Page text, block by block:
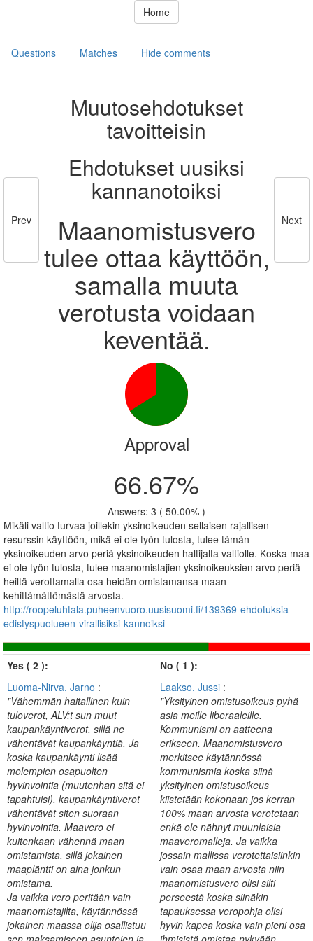
Home
Questions Matches Hide comments
Prev
Muutosehdotukset
tavoitteisin
Ehdotukset uusiksi
kannanotoiksi
Maanomistusvero
tulee ottaa käyttöön,
samalla muuta
verotusta voidaan
keventää.
Next
Approval
66.67%
Answers: 3 ( 50.00% )
Mikäli valtio turvaa joillekin yksinoikeuden sellaisen rajallisen
resurssin käyttöön, mikä ei ole työn tulosta, tulee tämän
yksinoikeuden arvo periä yksinoikeuden haltijalta valtiolle. Koska maa
ei ole työn tulosta, tulee maanomistajien yksinoikeuksien arvo periä
heiltä verottamalla osa heidän omistamansa maan
kehittämättömästä arvosta.
http://roopeluhtala.puheenvuoro.uusisuomi.fi/139369-ehdotuksia-
edistyspuolueen-virallisiksi-kannoiksi
Yes ( 2 ):
No ( 1 ):
Luoma-Nirva, Jarno :
"Vähemmän haitallinen kuin
tuloverot, ALV:t sun muut
kaupankäyntiverot, sillä ne
vähentävät kaupankäyntiä. Ja
koska kaupankäynti lisää
molempien osapuolten
hyvinvointia (muutenhan sitä ei
tapahtuisi), kaupankäyntiverot
vähentävät siten suoraan
hyvinvointia. Maavero ei
kuitenkaan vähennä maan
omistamista, sillä jokainen
maapläntti on aina jonkun
omistama.
Ja vaikka vero peritään vain
maanomistajilta, käytännössä
jokainen maassa olija osallistuu
Laakso, Jussi :
"Yksityinen omistusoikeus pyhä
asia meille liberaaleille.
Kommunismi on aatteena
erikseen. Maanomistusvero
merkitsee käytännössä
kommunismia koska siinä
yksityinen omistusoikeus
kiistetään kokonaan jos kerran
100% maan arvosta verotetaan
enkä ole nähnyt muunlaisia
maaveromalleja. Ja vaikka
jossain mallissa verotettaisiinkin
vain osaa maan arvosta niin
maanomistusvero olisi silti
perseestä koska siinäkin
tapauksessa veropohja olisi
hyvin kapea koska vain pieni osa